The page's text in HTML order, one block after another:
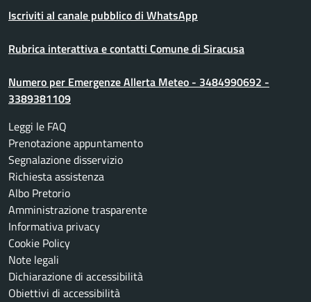
Iscriviti al canale pubblico di WhatsApp
Rubrica interattiva e contatti Comune di Siracusa
Numero per Emergenze Allerta Meteo - 3484990692 -
3389381109
Leggi le FAQ
Prenotazione appuntamento
Segnalazione disservizio
Richiesta assistenza
Albo Pretorio
Amministrazione trasparente
Informativa privacy
Cookie Policy
Note legali
Dichiarazione di accessibilità
Obiettivi di accessibilità